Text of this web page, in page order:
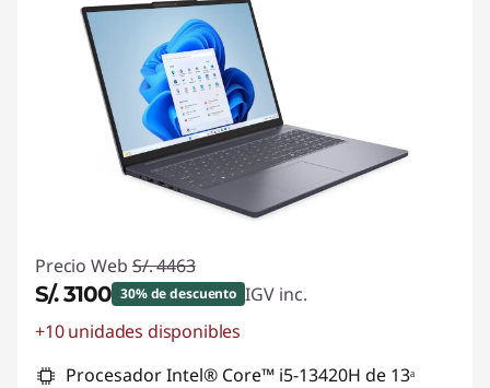
Precio Web S/. 4463
S/. 3100 30% de descuento IGV inc.
Ahorros instantáneos :
+10 unidades disponibles
Procesador Intel® Core™ i5-13420H de 13ᵃ